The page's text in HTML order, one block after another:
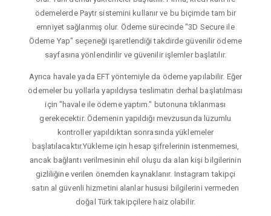
ödemelerde Paytr sistemini kullanır ve bu biçimde tam bir
emniyet sağlanmış olur. Ödeme sürecinde "3D Secure ile
Ödeme Yap" seçeneği işaretlendiği takdirde güvenilir ödeme
sayfasına yönlendirilir ve güvenilir işlemler başlatılır.
Ayrıca havale yada EFT yöntemiyle da ödeme yapılabilir. Eğer
ödemeler bu yollarla yapıldıysa teslimatın derhal başlatılması
için "havale ile ödeme yaptım." butonuna tıklanması
gerekecektir. Ödemenin yapıldığı mevzusunda lüzumlu
kontroller yapıldıktan sonrasında yüklemeler
başlatılacaktır.Yükleme için hesap şifrelerinin istenmemesi,
ancak bağlantı verilmesinin ehil oluşu da alan kişi bilgilerinin
gizliliğine verilen önemden kaynaklanır. Instagram takipçi
satın al güvenli hizmetini alanlar hususi bilgilerini vermeden
doğal Türk takipçilere haiz olabilir.